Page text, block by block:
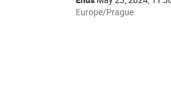
All
Europe/Prague